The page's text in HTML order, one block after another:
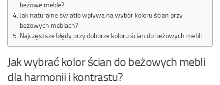
beżowe meble?
Jak naturalne światło wpływa na wybór koloru ścian przy
beżowych meblach?
Najczęstsze błędy przy doborze koloru ścian do beżowych mebli
Jak wybrać kolor ścian do beżowych mebli
dla harmonii i kontrastu?